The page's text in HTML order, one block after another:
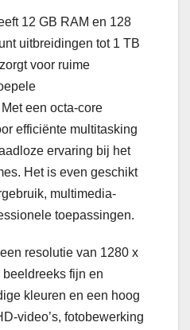
12 GB RAM en 128
uitbreidingen tot 1 TB
voor ruime
een octa-core
efficiënte multitasking
ervaring bij het
Het is even geschikt
multimedia-
toepassingen.
resolutie van 1280 x
fijn en
kleuren en een hoog
video’s, fotobewerking